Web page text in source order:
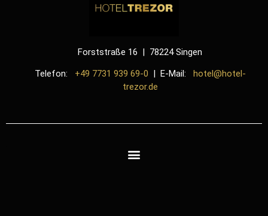
Forststraße 16 | 78224 Singen
Telefon: +49 7731 939 69-0 | E-Mail:
hotel@hotel-
trezor.de